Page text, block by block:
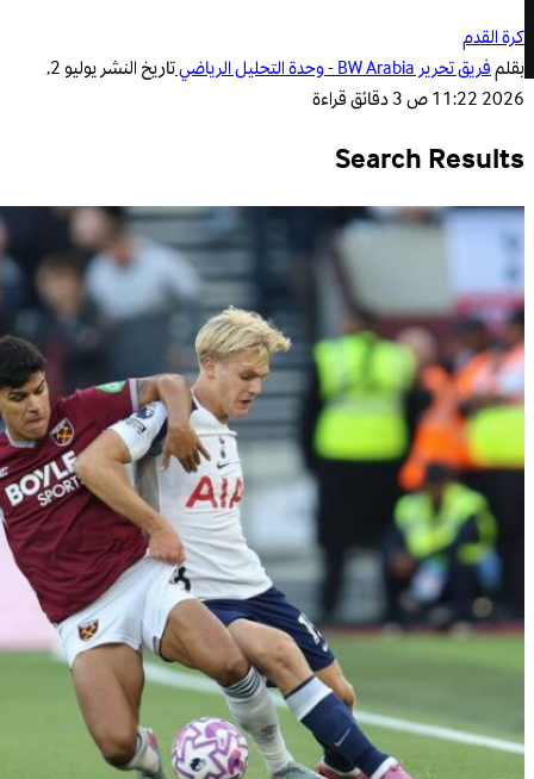
كرة القدم
بقلمفريق تحرير BW Arabia - وحدة التحليل الرياضي تاريخ النشر
يوليو 2,
2026 11:22 ص
3 دقائق قراءة
Search Results